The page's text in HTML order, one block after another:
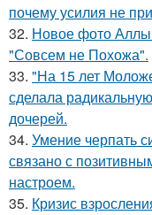
почему усилия не
32. Новое фото Аллы
"Совсем не Похожа".
33. "На 15 лет
сделала
дочерей.
34. Умение черпать
связано с
настроем.
35. Кризис